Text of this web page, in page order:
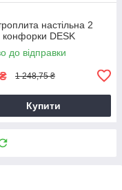
настільна 2
конфорки DESK
до відправки
₴ 1 248,75 ₴
Купити